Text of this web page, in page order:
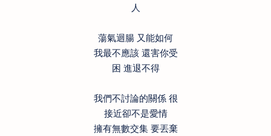
人
蕩氣迴腸 又能如何
我最不應該 還害你受
困 進退不得
我們不討論的關係 很
接近卻不是愛情
擁有無數交集 要丟棄